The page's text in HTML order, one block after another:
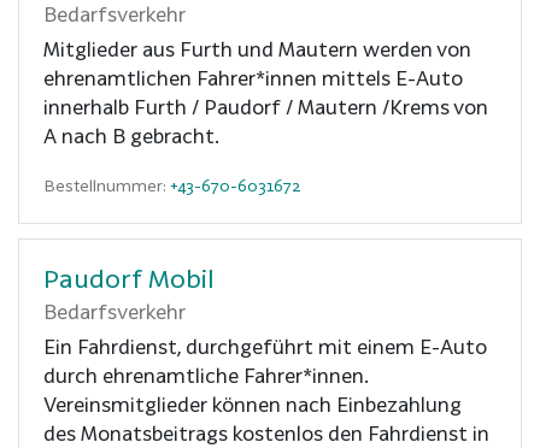
Bedarfsverkehr
Mitglieder aus Furth und Mautern werden von
ehrenamtlichen Fahrer*innen mittels E-Auto
innerhalb Furth / Paudorf / Mautern /Krems von
A nach B gebracht.
Bestellnummer: +43-670-6031672
Paudorf Mobil
Bedarfsverkehr
Ein Fahrdienst, durchgeführt mit einem E-Auto
durch ehrenamtliche Fahrer*innen.
Vereinsmitglieder können nach Einbezahlung
des Monatsbeitrags kostenlos den Fahrdienst in